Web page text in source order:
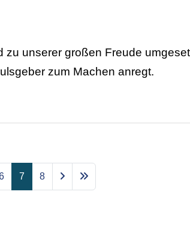
zu unserer großen Freude
zum Machen anregt.
7 8